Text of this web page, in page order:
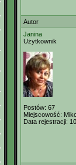
Autor
Janina
Użytkownik
Postów: 67
Miejscowość:
Data rejestracji: